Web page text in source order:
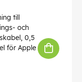
till
och
0,5
för Apple